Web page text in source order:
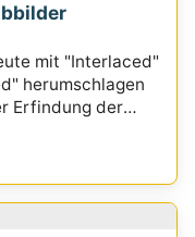
mit "Interlaced"
herumschlagen
Erfindung der